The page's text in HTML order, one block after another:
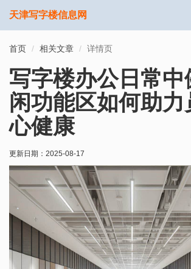
天津写字楼信息网
首页 相关文章 详情页
写字楼办公日常中
闲功能区如何助力
心健康
更新日期： 2025-08-17